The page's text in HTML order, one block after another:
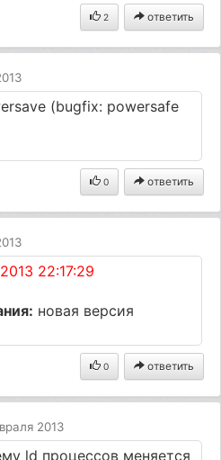
2 ответить
(bugfix: powersafe
0 ответить
22:17:29
новая версия
0 ответить
2013
ld процессов меняется